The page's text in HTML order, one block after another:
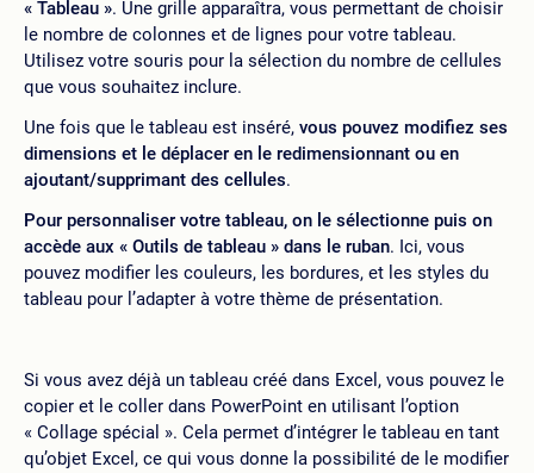
« Tableau ». Une grille apparaîtra, vous permettant de choisir
le nombre de colonnes et de lignes pour votre tableau.
Utilisez votre souris pour la sélection du nombre de cellules
que vous souhaitez inclure.
Une fois que le tableau est inséré, vous pouvez modifiez ses
dimensions et le déplacer en le redimensionnant ou en
ajoutant/supprimant des cellules.
Pour personnaliser votre tableau, on le sélectionne puis on
accède aux « Outils de tableau » dans le ruban. Ici, vous
pouvez modifier les couleurs, les bordures, et les styles du
tableau pour l’adapter à votre thème de présentation.
Si vous avez déjà un tableau créé dans Excel, vous pouvez le
copier et le coller dans PowerPoint en utilisant l’option
« Collage spécial ». Cela permet d’intégrer le tableau en tant
qu’objet Excel, ce qui vous donne la possibilité de le modifier